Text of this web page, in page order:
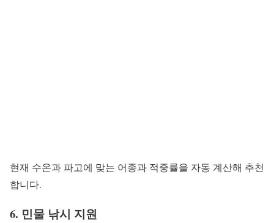
현재 수온과 파고에 맞는 어종과 적중률을 자동 계산해 추천
합니다.
6. 민물 낚시 지원